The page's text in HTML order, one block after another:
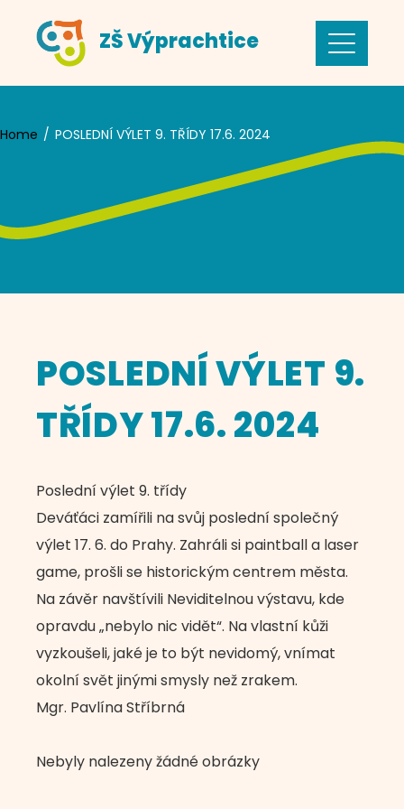
content
ZŠ Výprachtice
Home POSLEDNÍ VÝLET 9. TŘÍDY 17.6. 2024
POSLEDNÍ VÝLET 9.
TŘÍDY 17.6. 2024
Poslední výlet 9. třídy
Deváťáci zamířili na svůj poslední společný
výlet 17. 6. do Prahy. Zahráli si paintball a laser
game, prošli se historickým centrem města.
Na závěr navštívili Neviditelnou výstavu, kde
opravdu „nebylo nic vidět“. Na vlastní kůži
vyzkoušeli, jaké je to být nevidomý, vnímat
okolní svět jinými smysly než zrakem.
Mgr. Pavlína Stříbrná
Nebyly nalezeny žádné obrázky